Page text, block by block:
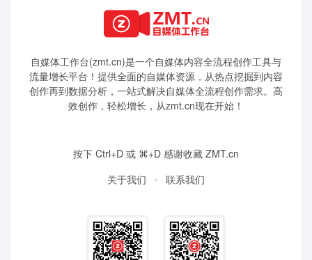
自媒体工作台(zmt.cn)是一个自媒体内容全流程创作工具与
流量增长平台！提供全面的自媒体资源，从热点挖掘到内容
创作再到数据分析，一站式解决自媒体全流程创作需求。高
效创作，轻松增长，从zmt.cn现在开始！
按下 Ctrl+D 或 ⌘+D 感谢收藏 ZMT.cn
关于我们
联系我们